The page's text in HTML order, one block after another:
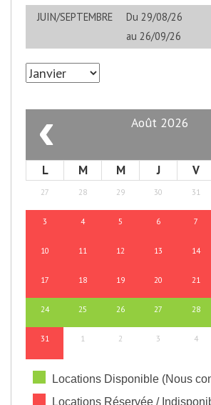
JUIN/SEPTEMBRE
Du 29/08/26
au 26/09/26
‹ Août 2026
L M M J V
27 28 29 30 31
3 4 5 6 7
10 11 12 13 14
17 18 19 20 21
24 25 26 27 28
31 1 2 3 4
Locations Disponible (Nous
Locations Réservée /